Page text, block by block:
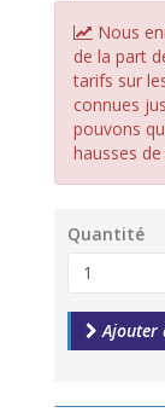
Nous
de la part
tarifs sur
connues
pouvons
hausses
Quantité
Ajouter